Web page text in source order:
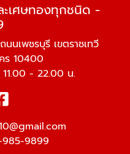
เศษทองทุกชนิด -
เพชรบุรี เขตราชเทวี
ร 10400
11.00 - 22.00 น.
9899